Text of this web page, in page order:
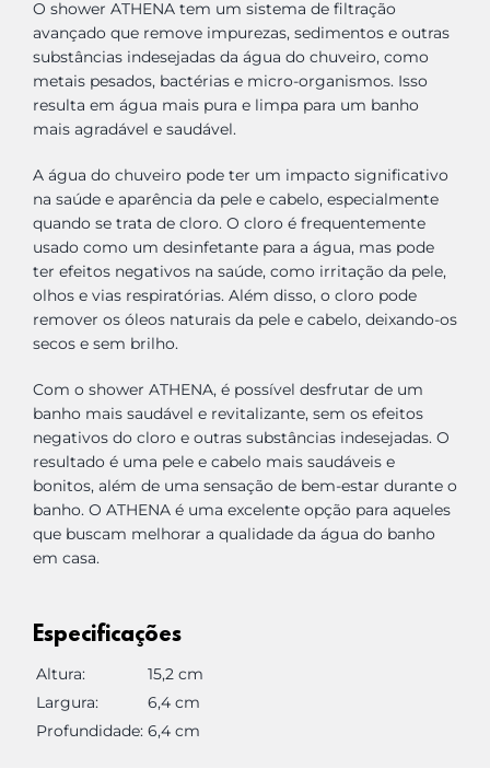
O shower ATHENA tem um sistema de filtração
avançado que remove impurezas, sedimentos e outras
substâncias indesejadas da água do chuveiro, como
metais pesados, bactérias e micro-organismos. Isso
resulta em água mais pura e limpa para um banho
mais agradável e saudável.
A água do chuveiro pode ter um impacto significativo
na saúde e aparência da pele e cabelo, especialmente
quando se trata de cloro. O cloro é frequentemente
usado como um desinfetante para a água, mas pode
ter efeitos negativos na saúde, como irritação da pele,
olhos e vias respiratórias. Além disso, o cloro pode
remover os óleos naturais da pele e cabelo, deixando-os
secos e sem brilho.
Com o shower ATHENA, é possível desfrutar de um
banho mais saudável e revitalizante, sem os efeitos
negativos do cloro e outras substâncias indesejadas. O
resultado é uma pele e cabelo mais saudáveis e
bonitos, além de uma sensação de bem-estar durante o
banho. O ATHENA é uma excelente opção para aqueles
que buscam melhorar a qualidade da água do banho
em casa.
Especificações
Altura:
15,2 cm
Largura:
6,4 cm
Profundidade: 6,4 cm